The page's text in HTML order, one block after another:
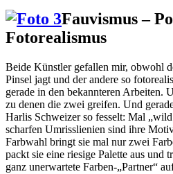
Fauvismus –
Fotorealismus
Beide Künstler gefallen mir, obwohl
Pinsel jagt und der andere so
gerade in den bekannteren Arbeiten.
zu denen die zwei greifen. Und
Harlis Schweizer so fesselt: Mal
scharfen Umrisslienien sind ihre
Farbwahl bringt sie mal nur zwei
packt sie eine riesige Palette aus und
ganz unerwartete Farben-„Partner“